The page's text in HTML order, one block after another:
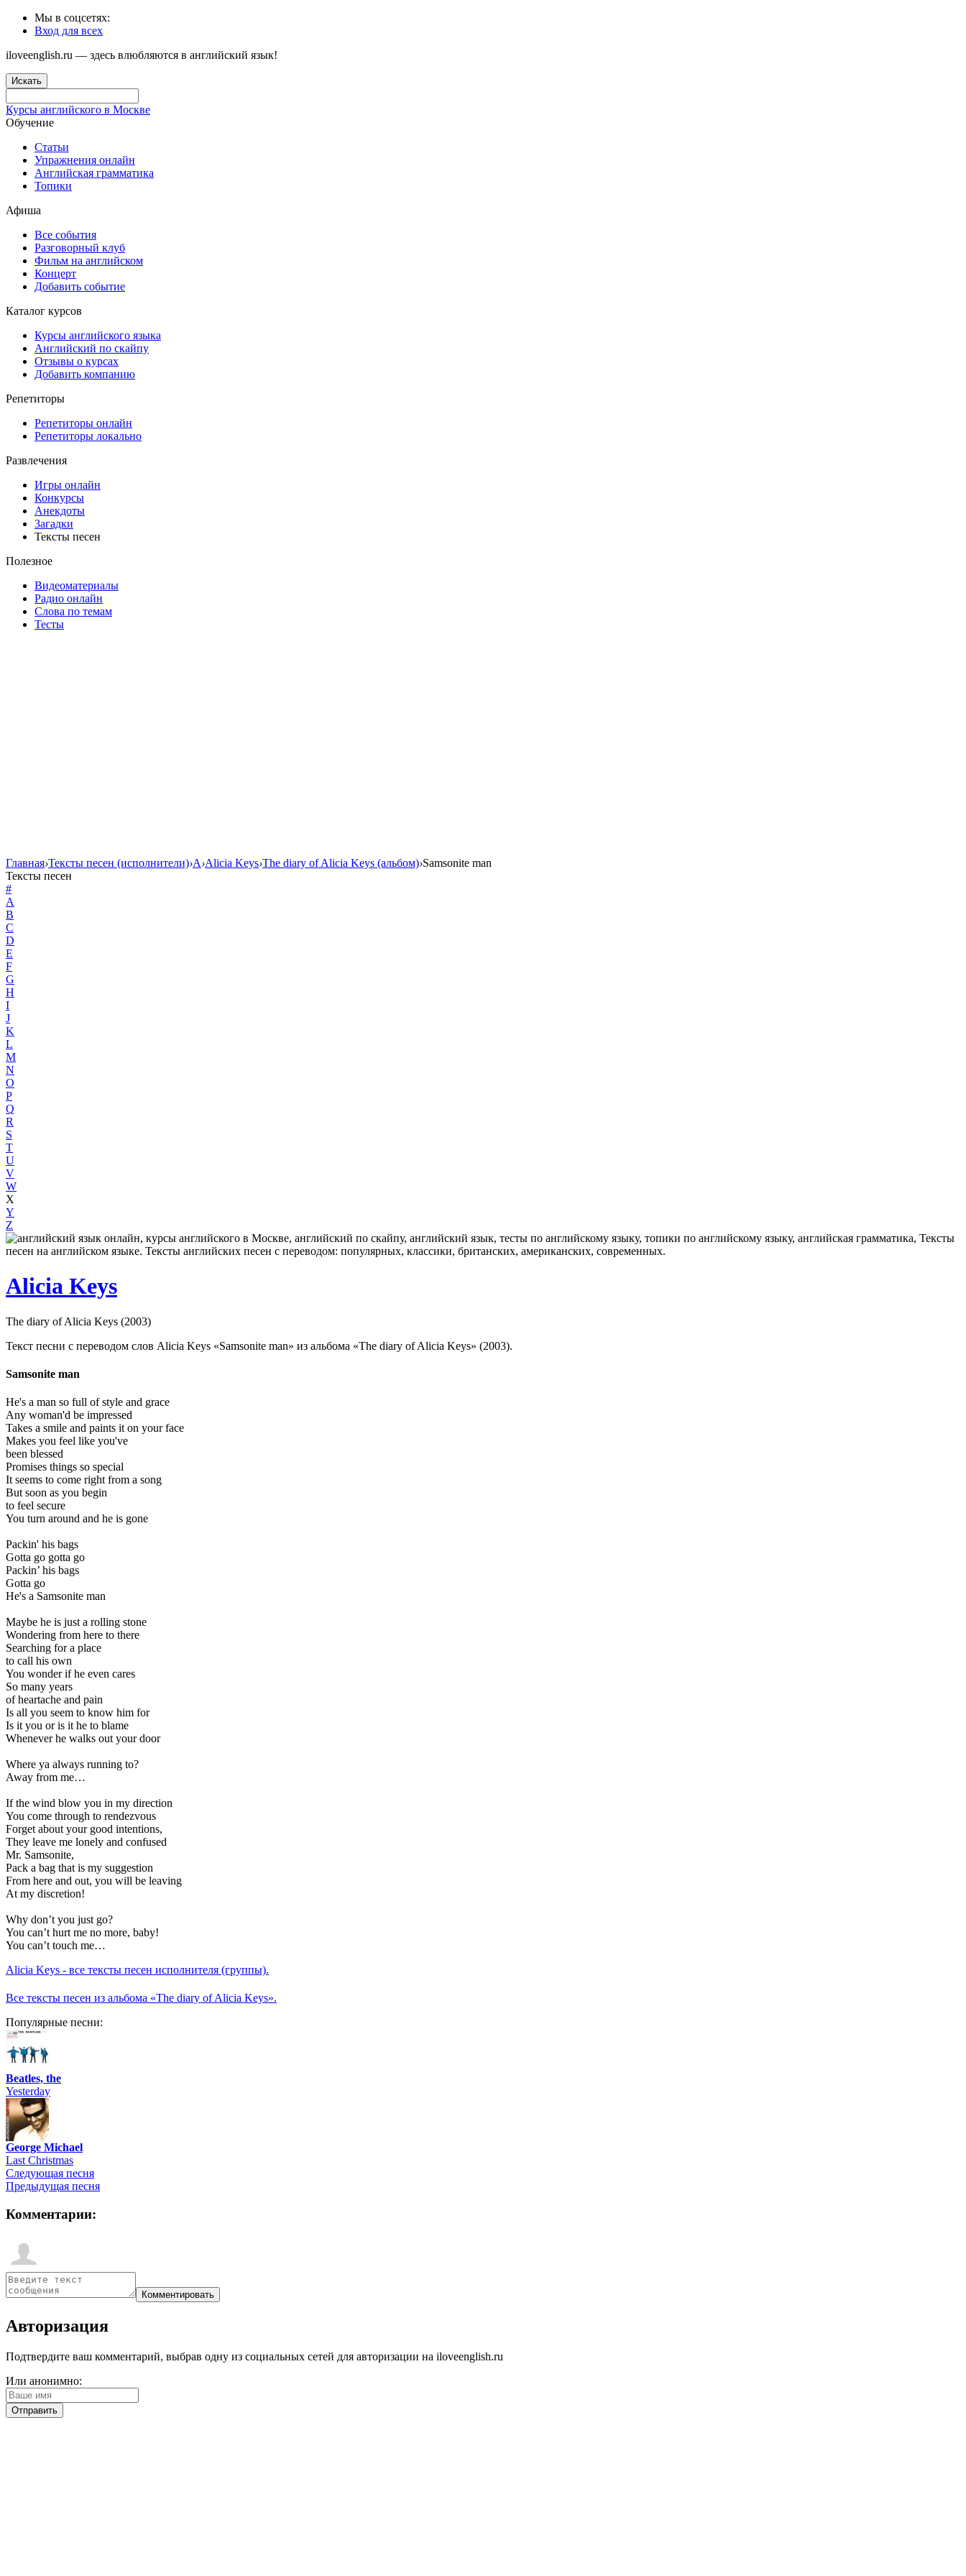
Мы в соцсетях:
Вход для всех
iloveenglish.ru — здесь влюбляются в английский язык!
Искать
Курсы английского в Москве
Обучение
Статьи
Упражнения онлайн
Английская грамматика
Топики
Афиша
Все события
Разговорный клуб
Фильм на английском
Концерт
Добавить событие
Каталог курсов
Курсы английского языка
Английский по скайпу
Отзывы о курсах
Добавить компанию
Репетиторы
Репетиторы онлайн
Репетиторы локально
Развлечения
Игры онлайн
Конкурсы
Анекдоты
Загадки
Тексты песен
Полезное
Видеоматериалы
Радио онлайн
Слова по темам
Тесты
Главная›Тексты песен (исполнители)›A›Alicia Keys›The diary of Alicia Keys (альбом)›Samsonite man
Тексты песен
#
A
B
C
D
E
F
G
H
I
J
K
L
M
N
O
P
Q
R
S
T
U
V
W
X
Y
Z
Alicia Keys
The diary of Alicia Keys (2003)
Текст песни с переводом слов Alicia Keys «Samsonite man» из альбома «The diary of Alicia Keys» (2003).
Samsonite man
He's a man so full of style and grace
Any woman'd be impressed
Takes a smile and paints it on your face
Makes you feel like you've
been blessed
Promises things so special
It seems to come right from a song
But soon as you begin
to feel secure
You turn around and he is gone
Packin' his bags
Gotta go gotta go
Packin’ his bags
Gotta go
He's a Samsonite man
Maybe he is just a rolling stone
Wondering from here to there
Searching for a place
to call his own
You wonder if he even cares
So many years
of heartache and pain
Is all you seem to know him for
Is it you or is it he to blame
Whenever he walks out your door
Where ya always running to?
Away from me…
If the wind blow you in my direction
You come through to rendezvous
Forget about your good intentions,
They leave me lonely and confused
Mr. Samsonite,
Pack a bag that is my suggestion
From here and out, you will be leaving
At my discretion!
Why don’t you just go?
You can’t hurt me no more, baby!
You can’t touch me…
Alicia Keys - все тексты песен исполнителя (группы).
Все тексты песен из альбома «The diary of Alicia Keys».
Популярные песни:
Beatles, the
Yesterday
George Michael
Last Christmas
Следующая песня
Предыдущая песня
Комментарии:
Авторизация
Подтвердите ваш комментарий, выбрав одну из социальных сетей для авторизации на iloveenglish.ru
Или анонимно: